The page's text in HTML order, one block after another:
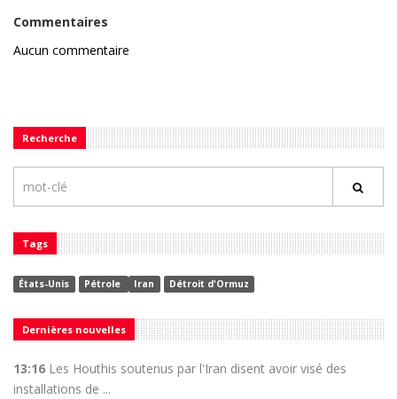
Commentaires
Aucun commentaire
Recherche
Tags
États-Unis Pétrole Iran Détroit d'Ormuz
Dernières nouvelles
13:16 Les Houthis soutenus par l'Iran disent avoir visé des
installations de ...